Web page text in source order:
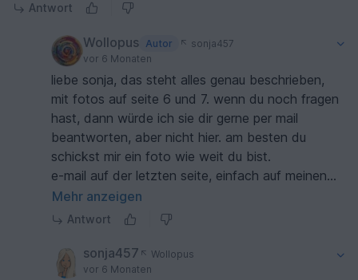
Antwort
Wollopus Autor
sonja457
vor 6 Monaten
liebe sonja, das steht alles genau beschrieben,
mit fotos auf seite 6 und 7. wenn du noch fragen
hast, dann würde ich sie dir gerne per mail
beantworten, aber nicht hier. am besten du
schickst mir ein foto wie weit du bist.
e-mail auf der letzten seite, einfach auf meinen
namen klicken.
Mehr anzeigen
Antwort
sonja457
Wollopus
vor 6 Monaten